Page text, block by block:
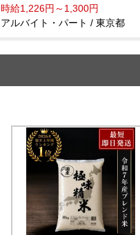
時給1,226円～1,300円
アルバイト・パート / 東京都